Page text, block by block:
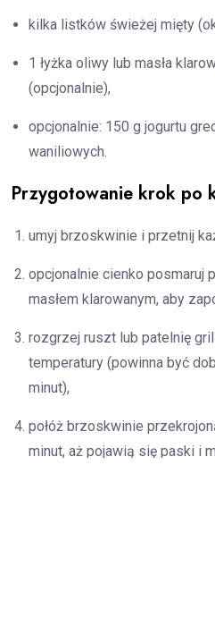
kilka listków świeżej mięty
1 łyżka oliwy lub masła
(opcjonalnie),
opcjonalnie: 150 g jogurtu
waniliowych.
Przygotowanie krok po
umyj brzoskwinie i przetnij
opcjonalnie cienko posmaruj
masłem klarowanym, aby
rozgrzej ruszt lub patelnię
temperatury (powinna być
minut),
połóż brzoskwinie
minut, aż pojawią się paski i